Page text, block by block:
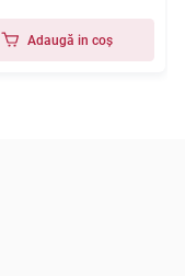
Adaugă in coş